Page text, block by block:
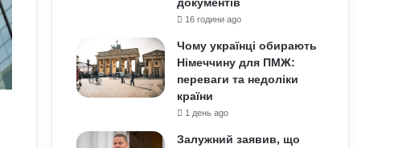
16 години ago
Чому українці обирають
Німеччину для ПМЖ:
переваги та недоліки
країни
1 день ago
Залужний заявив, що